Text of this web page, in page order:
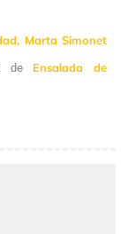
Marta Simonet
de Ensalada de